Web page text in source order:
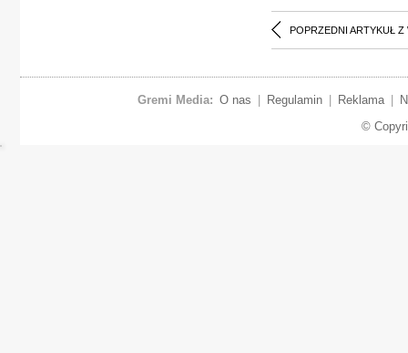
POPRZEDNI ARTYKUŁ Z
Gremi Media: O nas Regulamin Reklama
©